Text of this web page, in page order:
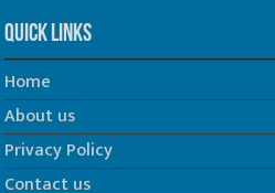
Quick Links
Home
About us
Privacy Policy
Contact us